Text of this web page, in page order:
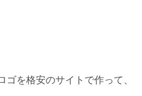
ゴを格安のサイトで作って、